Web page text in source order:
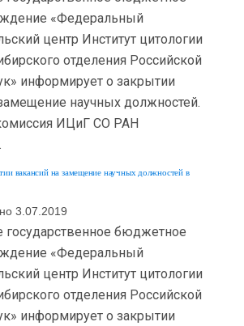
«Федеральный
центр Институт цитологии
отделения Российской
информирует о закрытии
научных должностей.
ИЦиГ СО РАН
вакансий на замещение научных должностей в
3.07.2019
государственное бюджетное
«Федеральный
центр Институт цитологии
отделения Российской
информирует о закрытии